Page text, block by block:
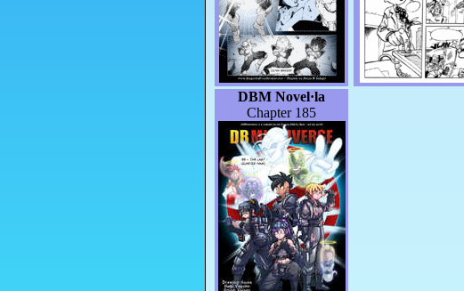
DBM Novel·la
Chapter 185